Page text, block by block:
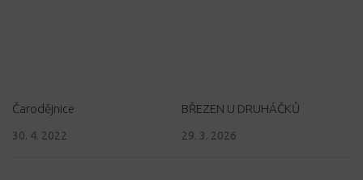
Čarodějnice
30. 4. 2022
BŘEZEN U DRUHÁČKŮ
29. 3. 2026